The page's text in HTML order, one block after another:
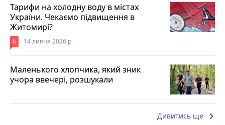
Тарифи на холодну воду в містах
України. Чекаємо підвищення в
Житомирі?
6 14 липня 2026 р.
Маленького хлопчика, який зник
учора ввечері, розшукали
Дивитись ще keyboard_arrow_right